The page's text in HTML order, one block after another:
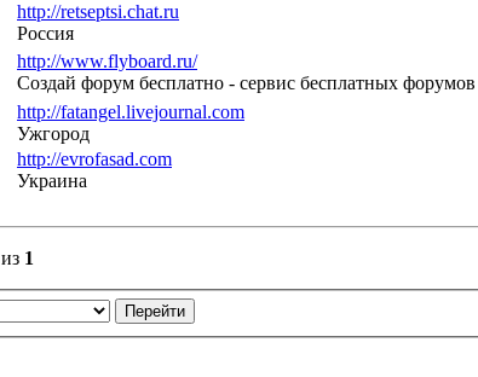
http://retseptsi.chat.ru
Россия
http://www.flyboard.ru/
Создай форум бесплатно - сервис бесплатных форумов
http://fatangel.livejournal.com
Ужгород
http://evrofasad.com
Украина
из 1